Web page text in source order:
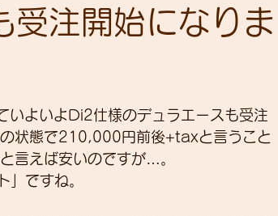
化
独り言 パワーメーター 動画
注開始になりま
いよいよDi2仕様のデュラエースも受注
状態で210,000円前後+taxと言うこと
言えば安いのですが…。
」ですね。